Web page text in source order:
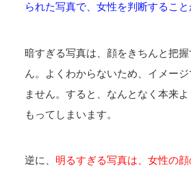
られた写真で、女性を判断するこ
暗すぎる写真は、顔をきちんと把
ん。よくわからないため、イメー
ません。すると、なんとなく本来
もってしまいます。
逆に、 明るすぎる写真は、女性の